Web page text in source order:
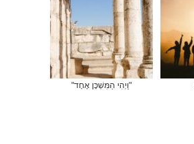
"וַיְהִי הַמִּשְׁכָּן אֶחָד"